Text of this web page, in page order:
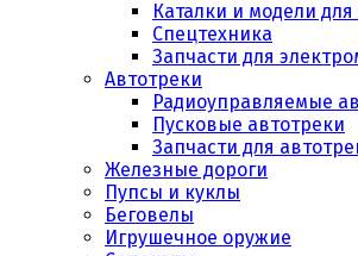
Каталки и модели
Спецтехника
Запчасти для
Автотреки
Радиоуправляемые
Пусковые автотреки
Запчасти для
Железные дороги
Пупсы и куклы
Беговелы
Игрушечное оружие